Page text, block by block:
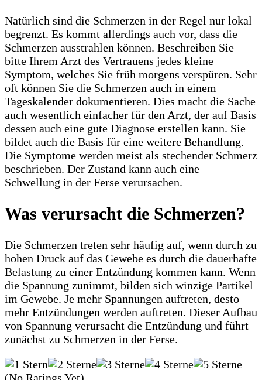
Natürlich sind die Schmerzen in der Regel nur lokal
begrenzt. Es kommt allerdings auch vor, dass die
Schmerzen ausstrahlen können. Beschreiben Sie
bitte Ihrem Arzt des Vertrauens jedes kleine
Symptom, welches Sie früh morgens verspüren. Sehr
oft können Sie die Schmerzen auch in einem
Tageskalender dokumentieren. Dies macht die Sache
auch wesentlich einfacher für den Arzt, der auf Basis
dessen auch eine gute Diagnose erstellen kann. Sie
bildet auch die Basis für eine weitere Behandlung.
Die Symptome werden meist als stechender Schmerz
beschrieben. Der Zustand kann auch eine
Schwellung in der Ferse verursachen.
Was verursacht die Schmerzen?
Die Schmerzen treten sehr häufig auf, wenn durch zu
hohen Druck auf das Gewebe es durch die dauerhafte
Belastung zu einer Entzündung kommen kann. Wenn
die Spannung zunimmt, bilden sich winzige Partikel
im Gewebe. Je mehr Spannungen auftreten, desto
mehr Entzündungen werden auftreten. Dieser Aufbau
von Spannung verursacht die Entzündung und führt
zunächst zu Schmerzen in der Ferse.